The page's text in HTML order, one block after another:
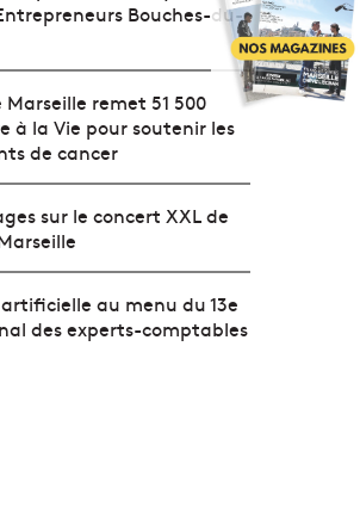
Bouches-du-
Marseille remet 51 500
à la Vie pour soutenir les
de cancer
sur le concert XXL de
au menu du 13e
des experts-comptables